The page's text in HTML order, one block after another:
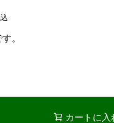
。
カートに入